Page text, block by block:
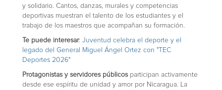
y solidario. Cantos, danzas, murales y competencias
deportivas muestran el talento de los estudiantes y el
trabajo de los maestros que acompañan su formación.
Te puede interesar: Juventud celebra el deporte y el
legado del General Miguel Ángel Ortez con "TEC
Deportes 2026"
Protagonistas y servidores públicosparticipan activamente
desde ese espíritu de unidad y amor por Nicaragua. La